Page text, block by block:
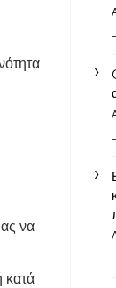
να
κατά